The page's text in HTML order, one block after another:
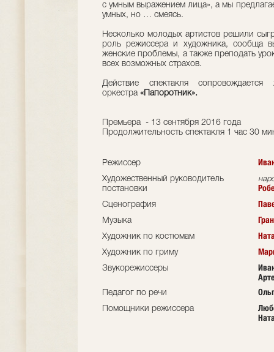
с умным выражением лица», а мы
умных, но … смеясь.
Несколько молодых артистов решили
роль режиссера и художника, сообща
женские проблемы, а также преподать
всех возможных страхов.
Действие спектакля
оркестра «Папоротник».
Премьера - 13 сентября 2016 года
Продолжительность спектакля 1 час 30
Режиссер
Художественный руководитель
постановки
Сценография
Музыка
Художник по костюмам
Художник по гриму
Звукорежиссеры
Педагог по речи
Помощники режиссера